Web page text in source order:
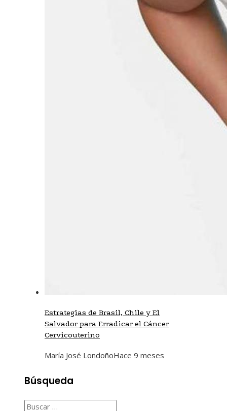
Estrategias de Brasil, Chile y El
Salvador para Erradicar el Cáncer
Cervicouterino
María José LondoñoHace 9 meses
Búsqueda
Buscar: